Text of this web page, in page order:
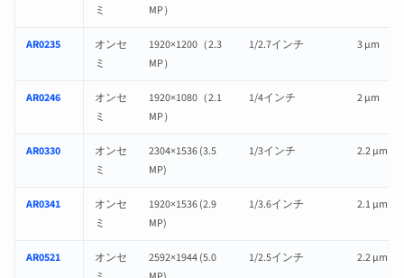
ミ
MP）
AR0235
オンセ
ミ
1920×1200（2.3
MP）
1/2.7インチ 3 µm
AR0246
オンセ
ミ
1920×1080（2.1
MP）
1/4インチ 2 µm
AR0330
オンセ
ミ
2304×1536 (3.5
MP)
1/3インチ 2.2 µm
AR0341
オンセ
ミ
1920×1536 (2.9
MP)
1/3.6インチ 2.1 µm
AR0521
オンセ
2592×1944 (5.0
1/2.5インチ 2.2 µm